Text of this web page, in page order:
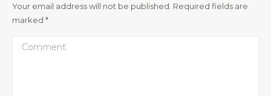
Your email address will not be published. Required fields are
marked *
Comment